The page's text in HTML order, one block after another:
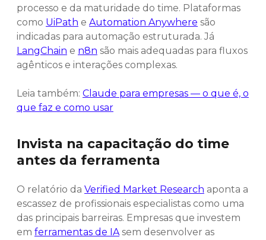
processo e da maturidade do time. Plataformas
como UiPath e Automation Anywhere são
indicadas para automação estruturada. Já
LangChain e n8n são mais adequadas para fluxos
agênticos e interações complexas.
Leia também: Claude para empresas — o que é, o
que faz e como usar
Invista na capacitação do time
antes da ferramenta
O relatório da Verified Market Research aponta a
escassez de profissionais especialistas como uma
das principais barreiras. Empresas que investem
em ferramentas de IAsem desenvolver as